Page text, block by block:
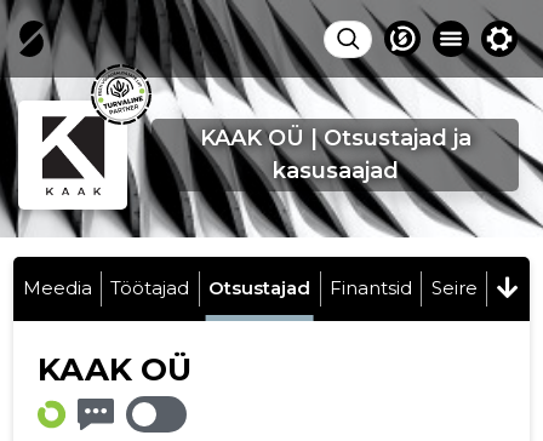
KAAK OÜ | Otsustajad ja
kasusaajad
Meedia Töötajad Otsustajad Finantsid Seire
KAAK OÜ